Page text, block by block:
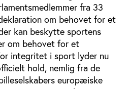
fra 33
om behovet for et
kan beskytte sportens
om behovet for et
integritet i sport lyder nu
hold, nemlig fra de
europæiske